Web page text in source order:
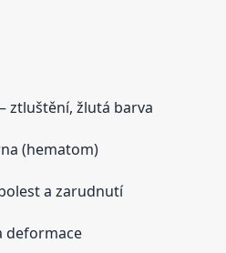
– ztluštění, žlutá barva
(hematom)
a zarudnutí
deformace